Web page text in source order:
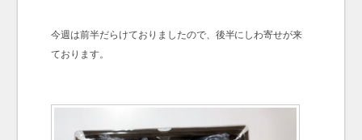
今週は前半だらけておりましたので、後半にしわ寄せが来
ております。